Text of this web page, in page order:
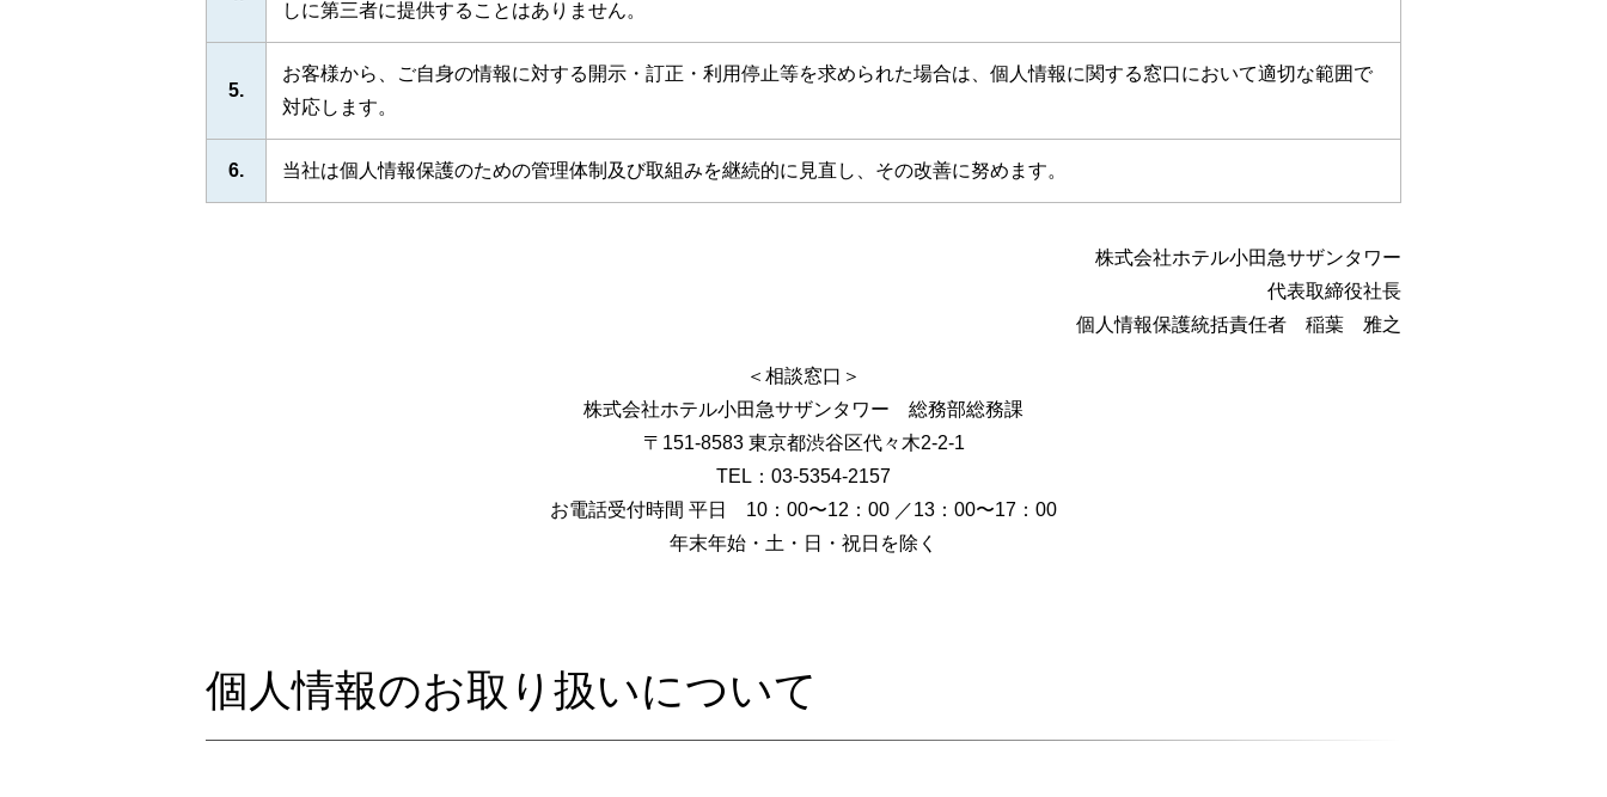
しに第三者に提供することはありません。
5.
お客様から、ご自身の情報に対する開示・訂正・利用停止等を求められた場合は、個人情報に関する窓口において適切な範囲で
対応します。
6. 当社は個人情報保護のための管理体制及び取組みを継続的に見直し、その改善に努めます。
株式会社ホテル小田急サザンタワー
代表取締役社長
個人情報保護統括責任者 稲葉 雅之
＜相談窓口＞
株式会社ホテル小田急サザンタワー 総務部総務課
〒151-8583 東京都渋谷区代々木2-2-1
TEL：03-5354-2157
お電話受付時間 平日 10：00〜12：00 ／13：00〜17：00
年末年始・土・日・祝日を除く
個人情報のお取り扱いについて